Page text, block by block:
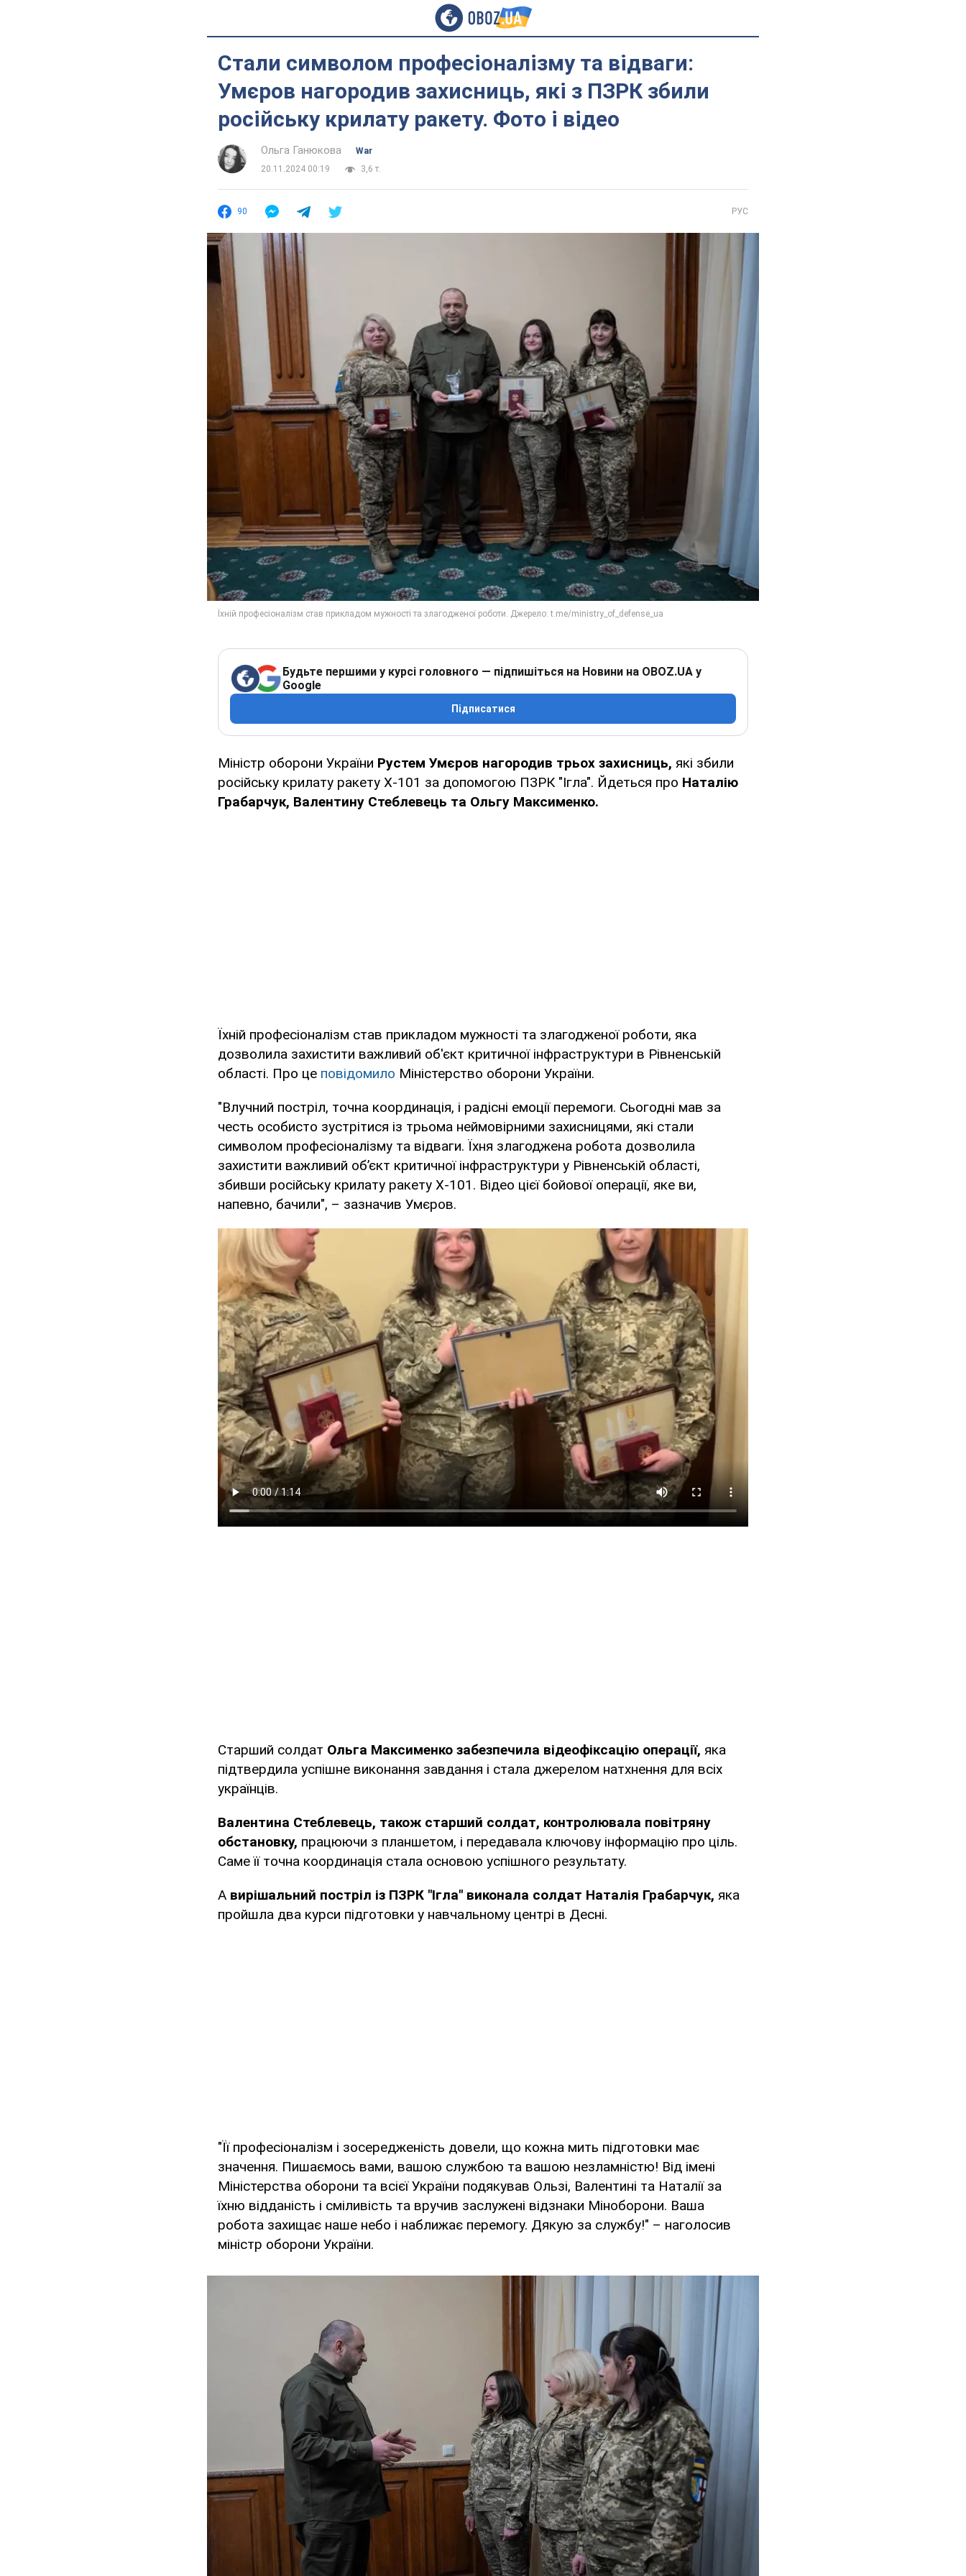
Стали символом професіоналізму та відваги:
Умєров нагородив захисниць, які з ПЗРК збили
російську крилату ракету. Фото і відео
Ольга Ганюкова
War
20.11.2024 00:19
3,6 т.
90 РУС
Будьте першими у курсі головного — підпишіться на Новини на OBOZ.UA у
Google
Підписатися
Міністр оборони України Рустем Умєров нагородив трьох захисниць, які збили
російську крилату ракету Х-101 за допомогою ПЗРК "Ігла". Йдеться про Наталію
Грабарчук, Валентину Стеблевець та Ольгу Максименко.
Їхній професіоналізм став прикладом мужності та злагодженої роботи, яка
дозволила захистити важливий об'єкт критичної інфраструктури в Рівненській
області. Про це повідомило Міністерство оборони України.
"Влучний постріл, точна координація, і радісні емоції перемоги. Сьогодні мав за
честь особисто зустрітися із трьома неймовірними захисницями, які стали
символом професіоналізму та відваги. Їхня злагоджена робота дозволила
захистити важливий об’єкт критичної інфраструктури у Рівненській області,
збивши російську крилату ракету Х-101. Відео цієї бойової операції, яке ви,
напевно, бачили", – зазначив Умєров.
Старший солдат Ольга Максименко забезпечила відеофіксацію операції, яка
підтвердила успішне виконання завдання і стала джерелом натхнення для всіх
українців.
Валентина Стеблевець, також старший солдат, контролювала повітряну
обстановку, працюючи з планшетом, і передавала ключову інформацію про ціль.
Саме її точна координація стала основою успішного результату.
А вирішальний постріл із ПЗРК "Ігла" виконала солдат Наталія Грабарчук, яка
пройшла два курси підготовки у навчальному центрі в Десні.
"Її професіоналізм і зосередженість довели, що кожна мить підготовки має
значення. Пишаємось вами, вашою службою та вашою незламністю! Від імені
Міністерства оборони та всієї України подякував Ользі, Валентині та Наталії за
їхню відданість і сміливість та вручив заслужені відзнаки Міноборони. Ваша
робота захищає наше небо і наближає перемогу. Дякую за службу!" – наголосив
міністр оборони України.